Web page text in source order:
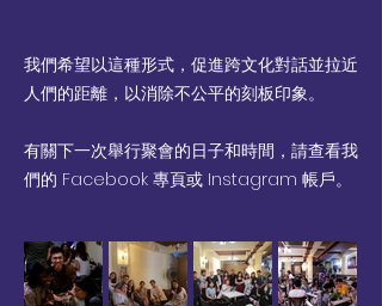
我們希望以這種形式，促進跨文化對話並拉近
人們的距離，以消除不公平的刻板印象。
有關下一次舉行聚會的日子和時間，請查看我
們的 Facebook 專頁或 Instagram 帳戶。